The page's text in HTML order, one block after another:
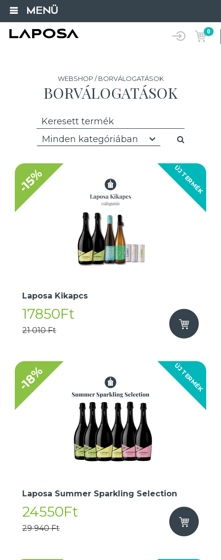
MENÜ
0
WEBSHOP / BORVÁLOGATÁSOK
BORVÁLOGATÁSOK
Minden kategóriában
ÚJ TERMÉK
-15%
Laposa Kikapcs
17850Ft
21 010 Ft
ÚJ TERMÉK
-18%
Laposa Summer Sparkling Selection
24550Ft
29 940 Ft